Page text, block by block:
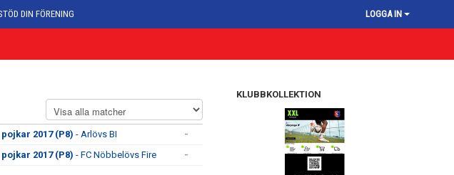
DIN FÖRENING LOGGA IN
2017 (P8) - Arlövs BI
-
2017 (P8) - FC Nöbbelövs Fire -
KLUBBKOLLEKTION